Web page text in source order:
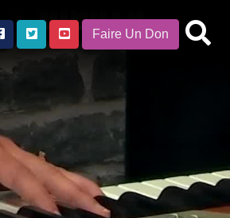
Faire Un Don